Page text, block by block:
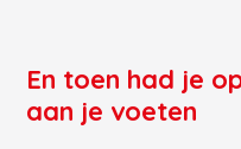
En toen had je
aan je voeten